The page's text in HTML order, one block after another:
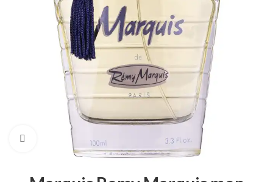
Натисніть, щоб збільшити